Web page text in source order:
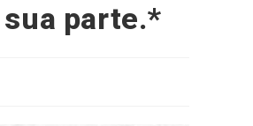
sua parte.*